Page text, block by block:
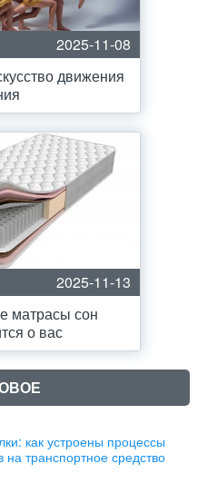
2025-11-08
движения
2025-11-13
матрасы сон
о вас
как устроены процессы
на транспортное средство